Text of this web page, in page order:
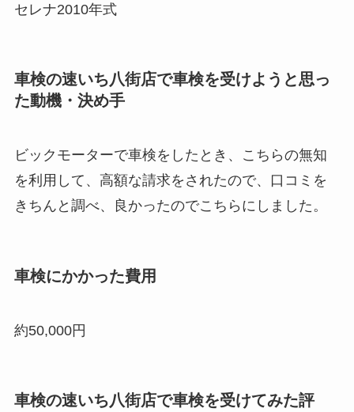
セレナ2010年式
車検の速いち八街店で車検を受けようと思っ
た動機・決め手
ビックモーターで車検をしたとき、こちらの無知
を利用して、高額な請求をされたので、口コミを
きちんと調べ、良かったのでこちらにしました。
車検にかかった費用
約50,000円
車検の速いち八街店で車検を受けてみた評